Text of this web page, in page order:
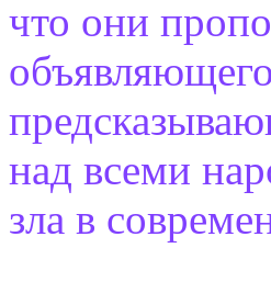
что они
над всеми
зла в